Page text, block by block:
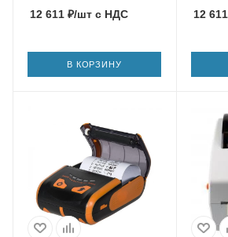
12 611 ₽/шт с НДС
В КОРЗИНУ
12 611